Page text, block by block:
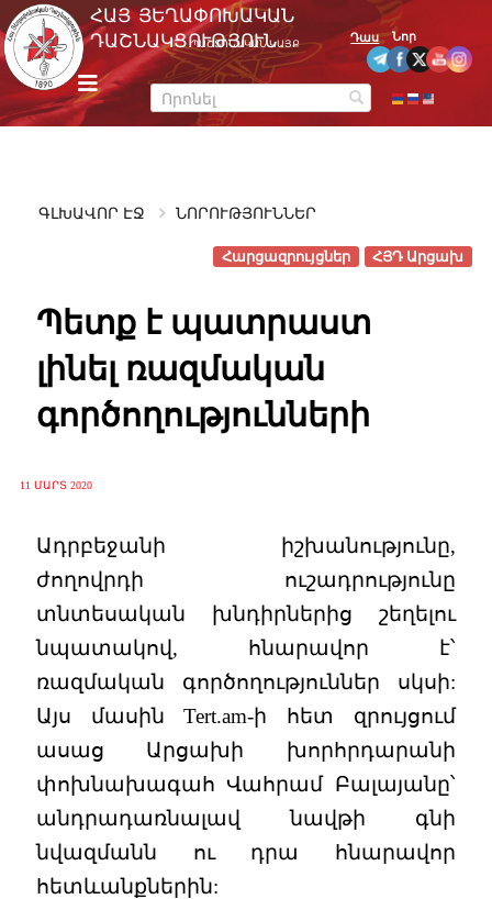
Skip
to
content
m
e
n
u
ՀԱՅ ՅԵՂԱՓՈԽԱԿԱՆ
ԴԱՇՆԱԿՑՈՒԹՅՈՒՆ
ՊԱՇՏՈՆԱԿԱՆ ԿԱՅՔ
Դաս Նոր
ԳԼԽԱՎՈՐ ԷՋ ՆՈՐՈՒԹՅՈՒՆՆԵՐ
ՀՅԴ Արցախ
Հարցազրույցներ
Պետք է պատրաստ
լինել ռազմական
գործողությունների
11 ՄԱՐՏ 2020
Ադրբեջանի իշխանությունը,
ժողովրդի ուշադրությունը
տնտեսական խնդիրներից շեղելու
նպատակով, հնարավոր է՝
ռազմական գործողություններ սկսի:
Այս մասին Tert.am-ի հետ զրույցում
ասաց Արցախի խորհրդարանի
փոխնախագահ Վահրամ Բալայանը՝
անդրադառնալավ նավթի գնի
նվազմանն ու դրա հնարավոր
հետևանքներին: